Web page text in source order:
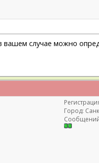
вашем случае можно
Город: